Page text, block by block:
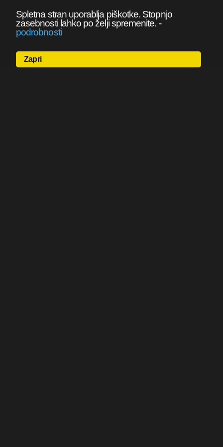
Spletna stran uporablja piškotke. Stopnjo
zasebnosti lahko po želji spremenite. -
podrobnosti
Zapri